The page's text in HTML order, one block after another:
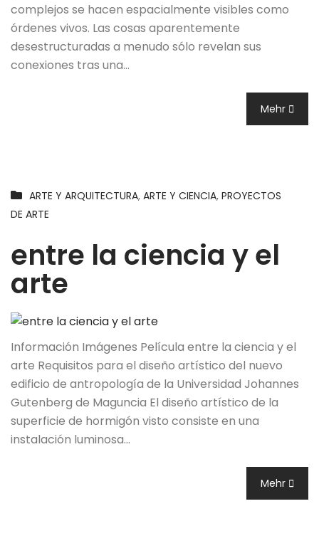
complejos se hacen espacialmente visibles como
órdenes vivos. Las cosas aparentemente
desestructuradas a menudo sólo revelan sus
conexiones tras una…
Mehr
ARTE Y ARQUITECTURA, ARTE Y CIENCIA, PROYECTOS
DE ARTE
entre la ciencia y el
arte
Información Imágenes Película entre la ciencia y el
arte Requisitos para el diseño artístico del nuevo
edificio de antropología de la Universidad Johannes
Gutenberg de Maguncia El diseño artístico de la
superficie de hormigón visto consiste en una
instalación luminosa…
Mehr